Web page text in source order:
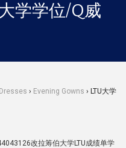
学学位/Q威
Dresses › Evening Gowns › LTU大学
改拉筹伯大学LTU成绩单学